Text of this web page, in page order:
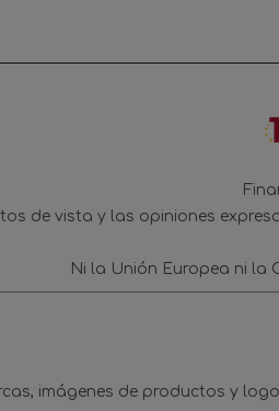
de vista y las opiniones
Ni la Unión Europea ni la
imágenes de productos y